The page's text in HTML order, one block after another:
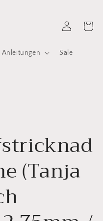
Anleitungen Sale
EinloggenWarenkorb
(Tanja